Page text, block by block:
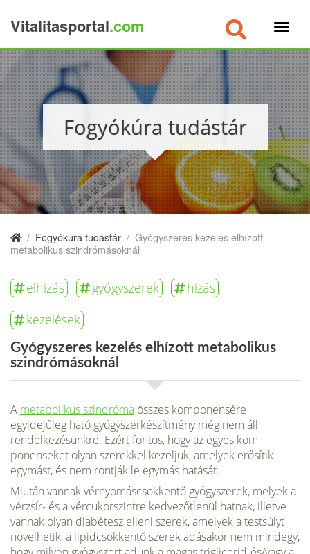
Vitalitasportal.com
Fogyókúra tudástár
/ Fogyókúra tudástár / Gyógyszeres kezelés elhízott
metabolikus szindrómásoknál
elhízás gyógyszerek
hízás
kezelések
Gyógyszeres kezelés elhízott metabolikus
szindrómásoknál
A metabolikus szindróma összes komponensére
egyidejűleg ható gyógyszerkészítmény még nem áll
rendelkezésünkre. Ezért fontos, hogy az egyes kom­
ponenseket olyan szerekkel kezeljük, amelyek erősítik
egymást, és nem rontják le egymás hatását.
Miután vannak vérnyomáscsökkentő gyógyszerek, me­lyek a
vérzsír- és a vércukorszintre kedvezőtlenül hatnak, il­letve
vannak olyan diabétesz elleni szerek, amelyek a test­súlyt
növelhetik, a lipidcsökkentő szerek adásakor nem mindegy,
×